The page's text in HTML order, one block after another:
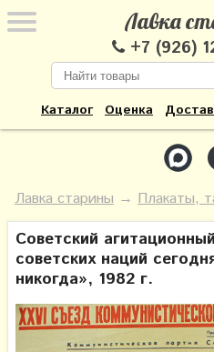
Лавка
+7 (926)
Каталог Оценка
Лавка старины → Плакаты,
Советский
советских наций
никогда», 1982 г.